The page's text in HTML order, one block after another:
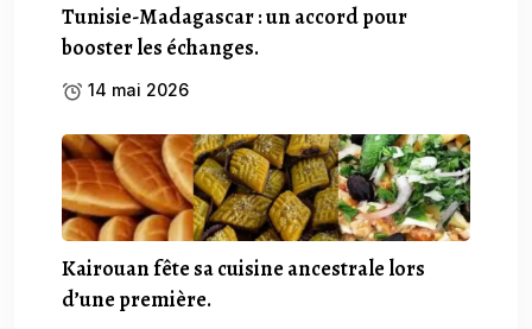
Tunisie-Madagascar : un accord pour
booster les échanges.
14 mai 2026
Kairouan fête sa cuisine ancestrale lors
d’une première.